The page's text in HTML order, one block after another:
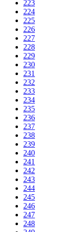
223
224
225
226
227
228
229
230
231
232
233
234
235
236
237
238
239
240
241
242
243
244
245
246
247
248